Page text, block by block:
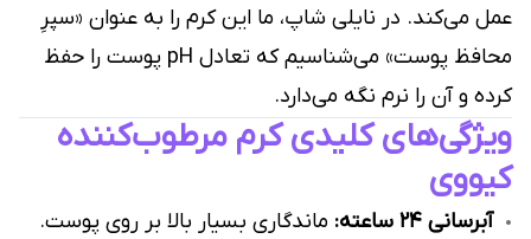
عمل می‌کند. در نایلی شاپ، ما این کرم را به عنوان «سپرِ
محافظ پوست» می‌شناسیم که تعادل pH پوست را حفظ
کرده و آن را نرم نگه می‌دارد.
ویژگی‌های کلیدی کرم مرطوب‌کننده
کیو‌وی
آبرسانی ۲۴ ساعته:
ماندگاری بسیار بالا بر روی پوست.